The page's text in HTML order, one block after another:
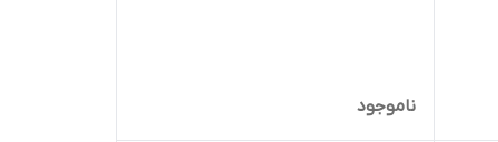
ناموجود